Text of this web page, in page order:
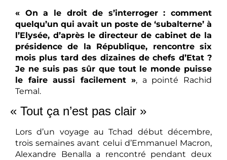
« On a le droit de s’interroger : comment
quelqu’un qui avait un poste de ‘subalterne’ à
l’Elysée, d’après le directeur de cabinet de la
présidence de la République, rencontre six
mois plus tard des dizaines de chefs d’Etat ?
Je ne suis pas sûr que tout le monde puisse
le faire aussi facilement », a pointé Rachid
Temal.
« Tout ça n’est pas clair »
Lors d’un voyage au Tchad début décembre,
trois semaines avant celui d’Emmanuel Macron,
Alexandre Benalla a rencontré pendant deux